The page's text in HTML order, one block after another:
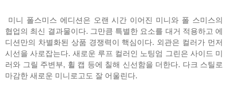
미니 폴스미스 에디션은 오랜 시간 이어진 미니와 폴 스미스의
협업의 최신 결과물이다. 그만큼 특별한 요소를 대거 적용하고 에
디션만의 차별화된 상품 경쟁력이 핵심이다. 외관은 컬러가 먼저
시선을 사로잡는다. 새로운 루프 컬러인 노팅엄 그린은 사이드 미
러와 그릴 주변부, 휠 캡 등에 칠해 신선함을 더한다. 다크 스틸로
마감한 새로운 미니로고도 잘 어울린다.